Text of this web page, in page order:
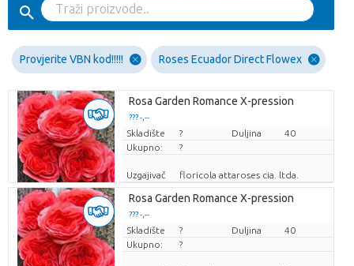
Provjerite VBN kod!!!!! Roses Ecuador Direct Flowex
Rosa Garden Romance X-pression
??? -,--
Cijena po komadu
Skladište ? Duljina
40
Ukupno:
?
Uzgajivač floricola attaroses cia. ltda.
Rosa Garden Romance X-pression
??? -,--
Cijena po komadu
Skladište ? Duljina
40
Ukupno:
?